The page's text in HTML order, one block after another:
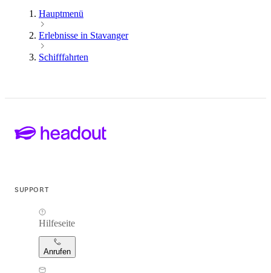
Hauptmenü
Erlebnisse in Stavanger
Schifffahrten
SUPPORT
Hilfeseite
Anrufen